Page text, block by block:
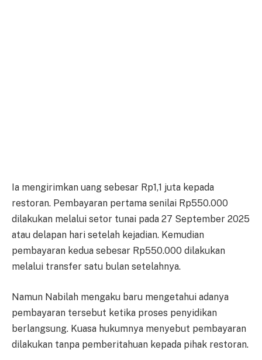
Ia mengirimkan uang sebesar Rp1,1 juta kepada
restoran. Pembayaran pertama senilai Rp550.000
dilakukan melalui setor tunai pada 27 September 2025
atau delapan hari setelah kejadian. Kemudian
pembayaran kedua sebesar Rp550.000 dilakukan
melalui transfer satu bulan setelahnya.
Namun Nabilah mengaku baru mengetahui adanya
pembayaran tersebut ketika proses penyidikan
berlangsung. Kuasa hukumnya menyebut pembayaran
dilakukan tanpa pemberitahuan kepada pihak restoran.